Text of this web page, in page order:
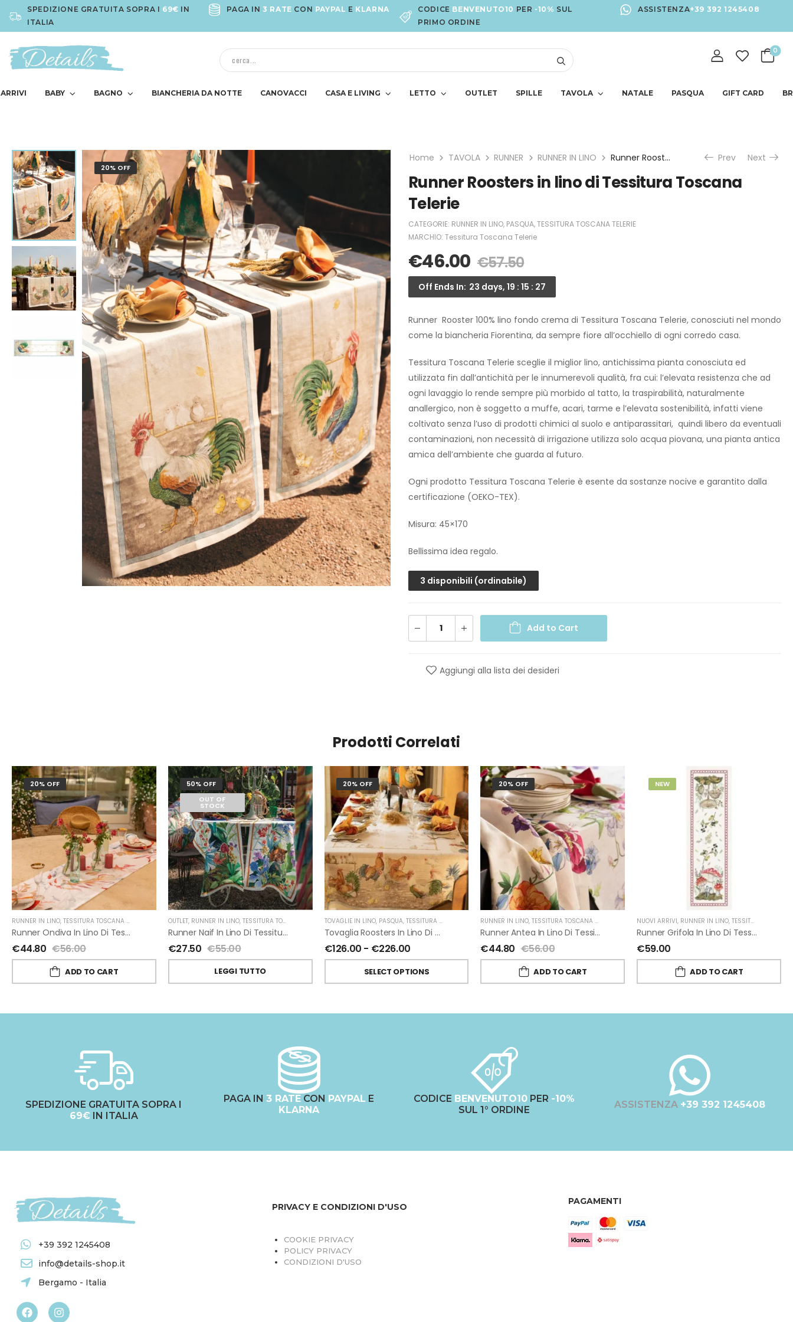
SPEDIZIONE GRATUITA SOPRA I 69€ IN
ITALIA
PAGA IN 3 RATE CON PAYPAL E KLARNA CODICE BENVENUTO10 PER -10% SUL
PRIMO ORDINE
ASSISTENZA+39 392 1245408
0
BABY BAGNO BIANCHERIA DA NOTTE CANOVACCI CASA E LIVING LETTO OUTLET SPILLE TAVOLA NATALE PASQUA GIFT CARD
20% OFF
Home TAVOLA RUNNER RUNNER IN LINO Runner Roosters in lino di Tessitura Toscana Telerie Prev Next
Runner Roosters in lino di Tessitura Toscana
Telerie
CATEGORIE: RUNNER IN LINO, PASQUA,TESSITURA TOSCANA TELERIE
MARCHIO: Tessitura Toscana Telerie
€46.00 €57.50
Off Ends In: 23 days, 19 : 15 : 26
Runner Rooster 100% lino fondo crema di Tessitura Toscana Telerie, conosciuti nel mondo
come la biancheria Fiorentina, da sempre fiore all’occhiello di ogni corredo casa.
Tessitura Toscana Telerie sceglie il miglior lino, antichissima pianta conosciuta ed
utilizzata fin dall’antichità per le innumerevoli qualità, fra cui: l’elevata resistenza che ad
ogni lavaggio lo rende sempre più morbido al tatto, la traspirabilità, naturalmente
anallergico, non è soggetto a muffe, acari, tarme e l’elevata sostenibilità, infatti viene
coltivato senza l’uso di prodotti chimici al suolo e antiparassitari, quindi libero da eventuali
contaminazioni, non necessità di irrigazione utilizza solo acqua piovana, una pianta antica
amica dell’ambiente che guarda al futuro.
Ogni prodotto Tessitura Toscana Telerie è esente da sostanze nocive e garantito dalla
certificazione (OEKO-TEX).
Misura: 45×170
Bellissima idea regalo.
3 disponibili (ordinabile)
Add to Cart
Aggiungi alla lista dei desideri
Prodotti Correlati
20% OFF
RUNNER IN LINO, TESSITURA TOSCANA TELERIE
Runner Ondiva In Lino Di Tessitura Toscana Telerie
€44.80 €56.00
ADD TO CART
50% OFF
OUT OF
STOCK
OUTLET, RUNNER IN LINO, TESSITURA TOSCANA TELERIE
Runner Naif In Lino Di Tessitura Toscana Telerie
€27.50 €55.00
LEGGI TUTTO
20% OFF
TOVAGLIE IN LINO, PASQUA, TESSITURA TOSCANA TELERIE
Tovaglia Roosters In Lino Di Tessitura Toscana Telerie
€126.00 - €226.00
SELECT OPTIONS
20% OFF
RUNNER IN LINO,TESSITURA TOSCANA TELERIE
Runner Antea In Lino Di Tessitura Toscana Telerie
€44.80 €56.00
ADD TO CART
NEW
NUOVI ARRIVI, RUNNER IN LINO,TESSITURA TOSCANA TELERIE
Runner Grifola In Lino Di Tessitura Toscana Telerie
€59.00
ADD TO CART
SPEDIZIONE GRATUITA SOPRA I
69€IN ITALIA
PAGA IN 3 RATE CON PAYPAL E
KLARNA
CODICE BENVENUTO10 PER -10%
SUL 1° ORDINE
ASSISTENZA +39 392 1245408
+39 392 1245408
info@details-shop.it
Bergamo - Italia
PRIVACY E CONDIZIONI D'USO
COOKIE PRIVACY
POLICY PRIVACY
CONDIZIONI D'USO
PAGAMENTI